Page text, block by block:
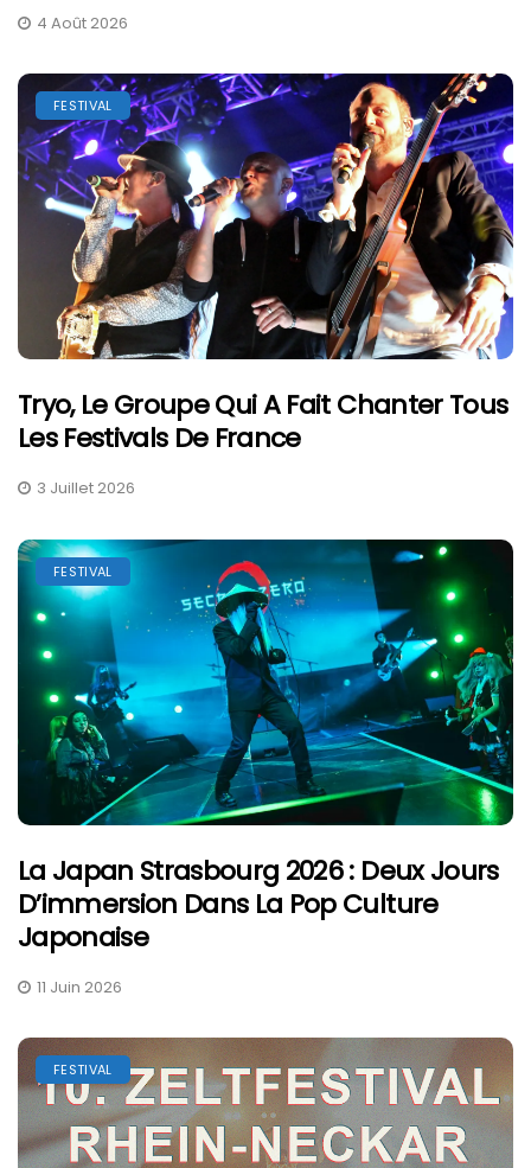
4 Août 2026
FESTIVAL
Tryo, Le Groupe Qui A Fait Chanter Tous
Les Festivals De France
3 Juillet 2026
FESTIVAL
La Japan Strasbourg 2026 : Deux Jours
D’immersion Dans La Pop Culture
Japonaise
11 Juin 2026
FESTIVAL